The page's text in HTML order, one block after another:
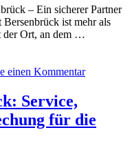
– Ein sicherer Partner
ist mehr als
der Ort, an dem …
einen Kommentar
Service,
für die